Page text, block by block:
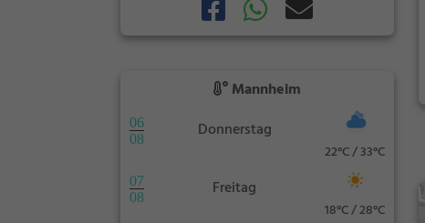
Mannheim
06
08
Donnerstag
22°C / 33°C
07
08
Freitag
18°C / 28°C